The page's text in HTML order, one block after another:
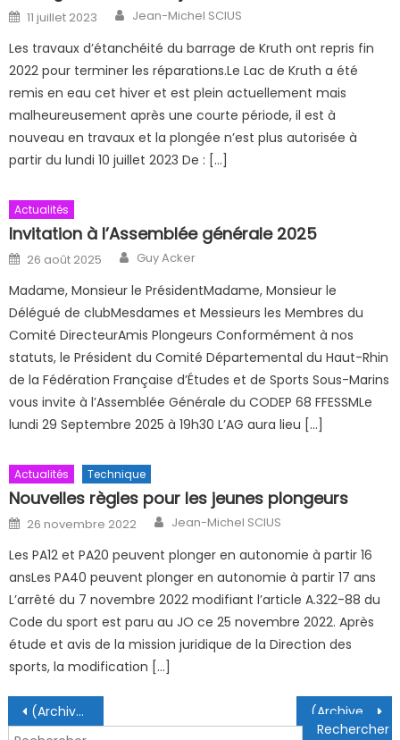
Posted on
11 juillet 2023 Author
Jean-Michel SCIUS
Les travaux d’étanchéité du barrage de Kruth ont repris fin
2022 pour terminer les réparations.Le Lac de Kruth a été
remis en eau cet hiver et est plein actuellement mais
malheureusement après une courte période, il est à
nouveau en travaux et la plongée n’est plus autorisée à
partir du lundi 10 juillet 2023 De : […]
Actualités
Invitation à l’Assemblée générale 2025
Posted on
26 août 2025 Author
Guy Acker
Madame, Monsieur le PrésidentMadame, Monsieur le
Délégué de clubMesdames et Messieurs les Membres du
Comité DirecteurAmis Plongeurs Conformément à nos
statuts, le Président du Comité Départemental du Haut-Rhin
de la Fédération Française d’Études et de Sports Sous-Marins
vous invite à l’Assemblée Générale du CODEP 68 FFESSMLe
lundi 29 Septembre 2025 à 19h30 L’AG aura lieu […]
Actualités Technique
Nouvelles règles pour les jeunes plongeurs
Posted on
26 novembre 2022 Author
Jean-Michel SCIUS
Les PA12 et PA20 peuvent plonger en autonomie à partir 16
ansLes PA40 peuvent plonger en autonomie à partir 17 ans
L’arrêté du 7 novembre 2022 modifiant l’article A.322-88 du
Code du sport est paru au JO ce 25 novembre 2022. Après
étude et avis de la mission juridique de la Direction des
sports, la modification […]
Navigation de l’article
(Archive) Travaux GDF 14 au 18 juillet 2021
Rechercher :